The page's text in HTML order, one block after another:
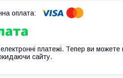
електронні платежі. Тепер ви можете
сайту.